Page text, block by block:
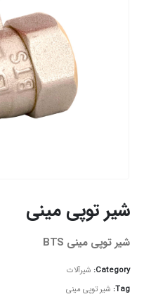
شیر توپی مینی
شیر توپی مینی BTS
Category: شیرآلات
Tag: شیر توپی مینی